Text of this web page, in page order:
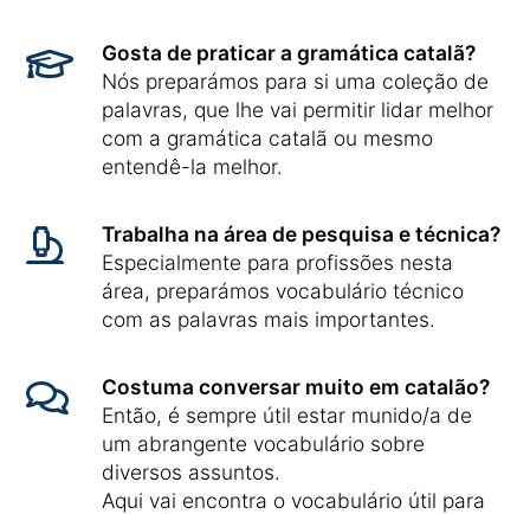
Gosta de praticar a gramática catalã?
Nós preparámos para si uma coleção de
palavras, que lhe vai permitir lidar melhor
com a gramática catalã ou mesmo
entendê-la melhor.
Trabalha na área de pesquisa e técnica?
Especialmente para profissões nesta
área, preparámos vocabulário técnico
com as palavras mais importantes.
Costuma conversar muito em catalão?
Então, é sempre útil estar munido/a de
um abrangente vocabulário sobre
diversos assuntos.
Aqui vai encontra o vocabulário útil para